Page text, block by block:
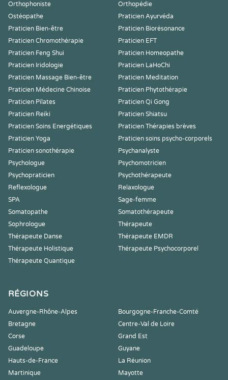
Orthophoniste
Orthopédie
Ostéopathe
Praticien Ayurvéda
Praticien Bien-être
Praticien Biorésonance
Praticien Chromothérapie
Praticien EFT
Praticien Feng Shui
Praticien Homeopathe
Praticien Iridologie
Praticien LaHoChi
Praticien Massage Bien-être
Praticien Meditation
Praticien Médecine Chinoise
Praticien Phytothérapie
Praticien Pilates
Praticien Qi Gong
Praticien Reiki
Praticien Shiatsu
Praticien Soins Energétiques
Praticien Thérapies brèves
Praticien Yoga
Praticien soins psycho-corporels
Praticien sonothérapie
Psychanalyste
Psychologue
Psychomotricien
Psychopraticien
Psychothérapeute
Reflexologue
Relaxologue
SPA
Sage-femme
Somatopathe
Somatothérapeute
Sophrologue
Thérapeute
Thérapeute Danse
Thérapeute EMDR
Thérapeute Holistique
Thérapeute Psychocorporel
Thérapeute Quantique
RÉGIONS
Auvergne-Rhône-Alpes
Bourgogne-Franche-Comté
Bretagne
Centre-Val de Loire
Corse
Grand Est
Guadeloupe
Guyane
Hauts-de-France
La Réunion
Martinique
Mayotte